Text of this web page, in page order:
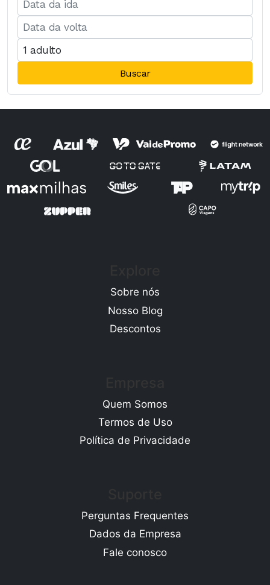
Buscar
Sobre nós
Nosso Blog
Descontos
Quem Somos
Termos de Uso
Política de Privacidade
Perguntas Frequentes
Dados da Empresa
Fale conosco